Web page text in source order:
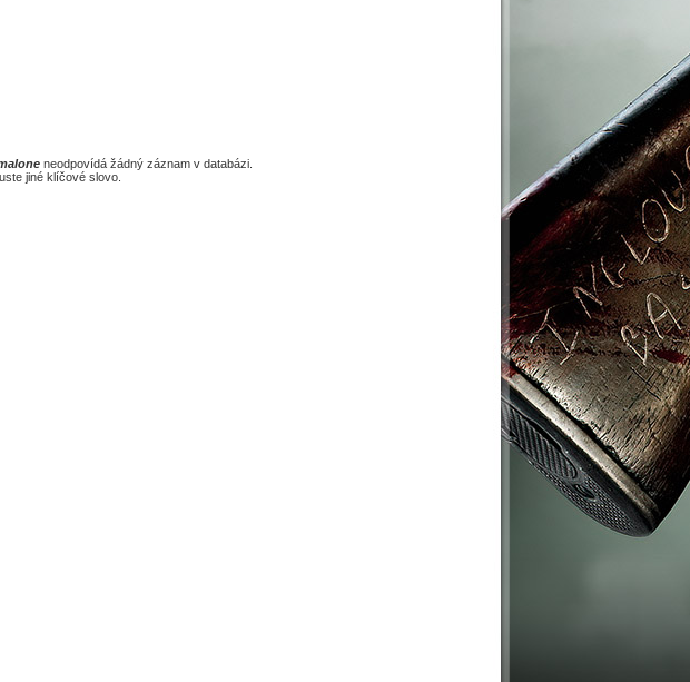
neodpovídá žádný záznam v databázi.
jiné klíčové slovo.